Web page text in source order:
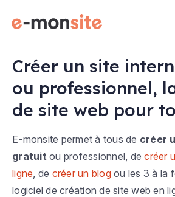
Créer un site
ou professionnel,
de site web pour
E-monsite permet à tous de créer
gratuit ou professionnel, decréer
ligne , de créer un blogou les 3 à la
logiciel de création de site web en